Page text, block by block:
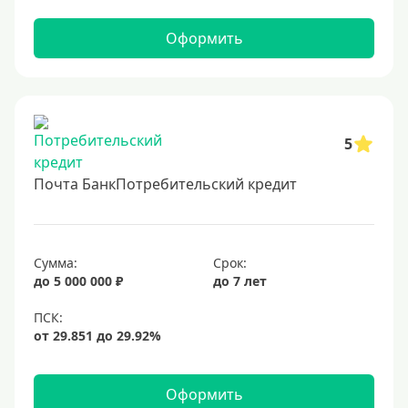
2 миллиона
2500000 руб
3500000 руб
4 миллиона
4500000 руб
5500000 руб
6 млн
6500000 руб
7 миллионов
8 миллионов
9000000 руб
Оформить
5
Почта БанкПотребительский кредит
Сумма:
до 5 000 000 ₽
Срок:
до 7 лет
Оформить